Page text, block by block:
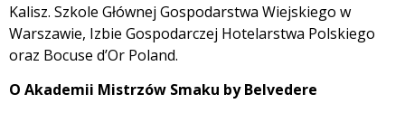
Kalisz. Szkole Głównej Gospodarstwa Wiejskiego w
Warszawie, Izbie Gospodarczej Hotelarstwa Polskiego
oraz Bocuse d’Or Poland.
O Akademii Mistrzów Smaku by Belvedere